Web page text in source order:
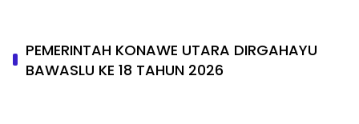
PEMERINTAH KONAWE UTARA DIRGAHAYU
BAWASLU KE 18 TAHUN 2026